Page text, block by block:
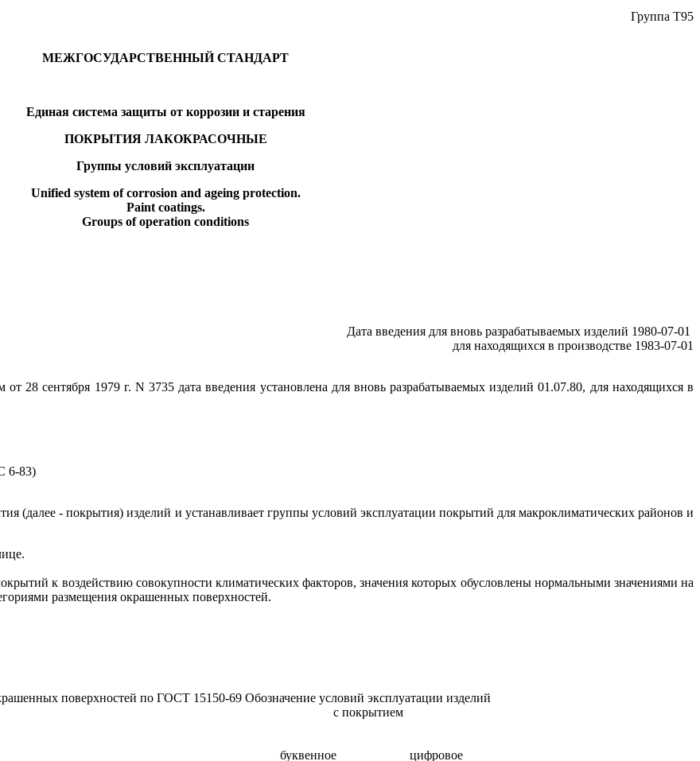
Группа Т95
МЕЖГОСУДАРСТВЕННЫЙ СТАНДАРТ
Единая система защиты от коррозии и старения
ПОКРЫТИЯ ЛАКОКРАСОЧНЫЕ
Группы условий эксплуатации
Unified system of corrosion and ageing protection.
Paint coatings.
Groups of operation conditions
Дата введения для вновь разрабатываемых изделий 1980-07-01
для находящихся в производстве 1983-07-01
28 сентября 1979 г. N 3735 дата введения установлена для вновь разрабатываемых изделий 01.07.80, для находящихся в
6-83)
(далее - покрытия) изделий и устанавливает группы условий эксплуатации покрытий для макроклиматических районов и
к воздействию совокупности климатических факторов, значения которых обусловлены нормальными значениями на
размещения окрашенных поверхностей.
поверхностей по ГОСТ 15150-69 Обозначение условий эксплуатации изделий
с покрытием
буквенное цифровое